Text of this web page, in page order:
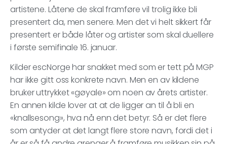
artistene. Låtene de skal framføre vil trolig ikke bli
presentert da, men senere. Men det vi helt sikkert får
presentert er både låter og artister som skal duellere
i første semifinale 16. januar.
Kilder escNorge har snakket med som er tett på MGP
har ikke gitt oss konkrete navn. Men en av kildene
bruker uttrykket «gøyale» om noen av årets artister.
En annen kilde lover at at de ligger an til å bli en
«knallsesong», hva nå enn det betyr. Så er det flere
som antyder at det langt flere store navn, fordi det i